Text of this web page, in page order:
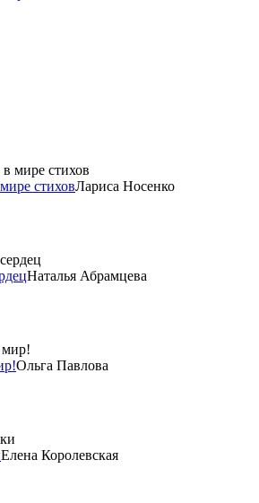
стиховЛариса Носенко
Наталья Абрамцева
Ольга Павлова
Елена Королевская